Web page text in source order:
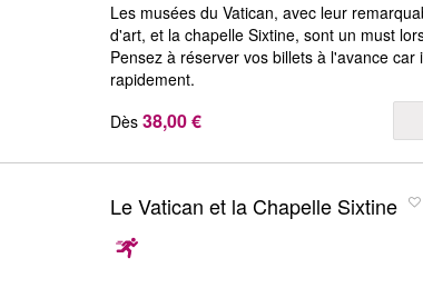
Les musées du Vatican, avec leur
d'art, et la chapelle Sixtine, sont un must
Pensez à réserver vos billets à l'avance car
rapidement.
Dès 38,00 €
Le Vatican et la Chapelle Sixtine